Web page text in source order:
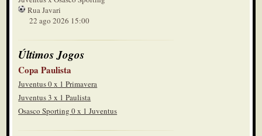
Rua Javari
22 ago 2026 15:00
Últimos Jogos
Copa Paulista
Juventus 0 x 1 Primavera
Juventus 3 x 1 Paulista
Osasco Sporting 0 x 1 Juventus